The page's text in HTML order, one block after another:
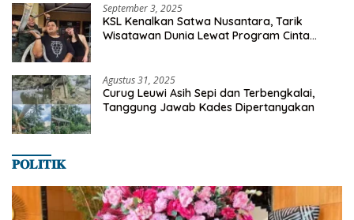
September 3, 2025
KSL Kenalkan Satwa Nusantara, Tarik
Wisatawan Dunia Lewat Program Cinta
Agustus 31, 2025
Curug Leuwi Asih Sepi dan Terbengkalai,
Tanggung Jawab Kades Dipertanyakan
𝐏𝐎𝐋𝐈𝐓𝐈𝐊